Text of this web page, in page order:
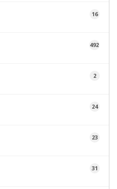
16
492
2
24
23
31